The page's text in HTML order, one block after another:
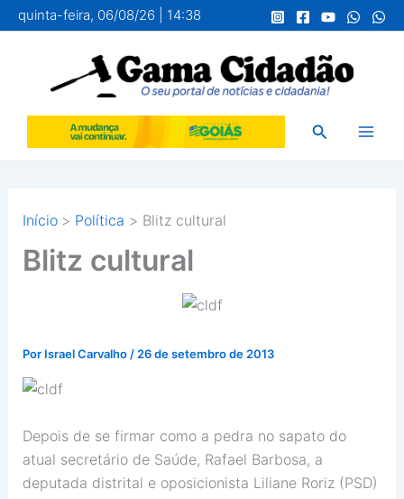
para
conteúdo
quinta-feira, 06/08/26 | 14:38
Pesquisar
Início Política Blitz cultural
Blitz cultural
Por Israel Carvalho / 26 de setembro de 2013
Depois de se firmar como a pedra no sapato do
atual secretário de Saúde, Rafael Barbosa, a
deputada distrital e oposicionista Liliane Roriz (PSD)